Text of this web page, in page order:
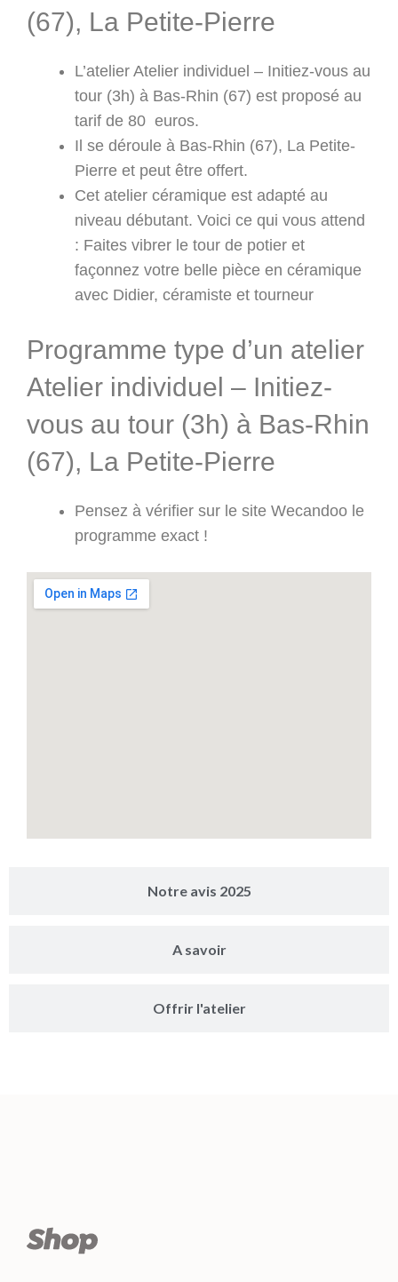
Notre avis 2025
A savoir
Offrir l'atelier
(67), La Petite-Pierre
L’atelier Atelier individuel – Initiez-vous au
tour (3h) à Bas-Rhin (67) est proposé au
tarif de 80 euros.
Il se déroule à Bas-Rhin (67), La Petite-
Pierre et peut être offert.
Cet atelier céramique est adapté au
niveau débutant. Voici ce qui vous attend
: Faites vibrer le tour de potier et
façonnez votre belle pièce en céramique
avec Didier, céramiste et tourneur
Programme type d’un atelier
Atelier individuel – Initiez-
vous au tour (3h) à Bas-Rhin
(67), La Petite-Pierre
Pensez à vérifier sur le site Wecandoo le
programme exact !